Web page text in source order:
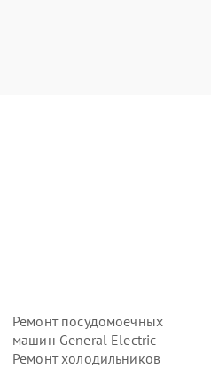
Ремонт посудомоечных
машин General Electric
Ремонт холодильников